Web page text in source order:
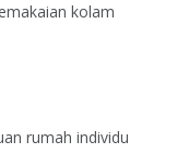
kolam
rumah individu